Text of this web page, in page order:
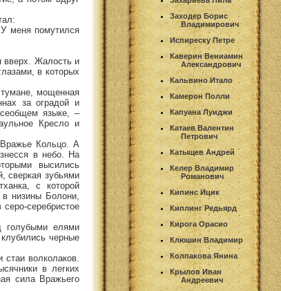
меня помутился
вверх. Жалость и
в которых
мощенная
за оградой и
языке, –
Кресло и
Кольцо. А
в небо. На
высились
сверкая зубьями
с которой
низины Болони,
серебристое
голубыми елями
черные
волколаков.
в легких
сила Вражьего
Заходер Борис
Владимирович
Испиреску Петре
Каверин Вениамин
Александрович
Кальвино Итало
Камерон Полли
Капуана Луиджи
Катаев Валентин
Петрович
Катыщев Андрей
Келер Владимир
Романович
Кипинс Ицик
Киплинг Редьярд
Кирога Орасио
Клюшин Владимир
Колпакова Янина
Крылов Иван
Андреевич